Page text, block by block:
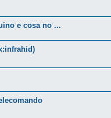
e cosa no ...